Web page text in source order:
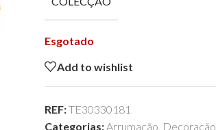
Esgotado
Add to wishlist
REF:TE30330181
Categorias:Arrumação, Decoração